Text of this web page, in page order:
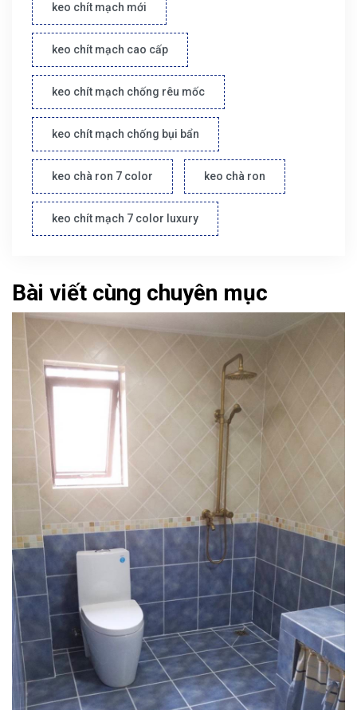
keo chít mạch mới
keo chít mạch cao cấp
keo chít mạch chống rêu mốc
keo chít mạch chống bụi bẩn
keo chà ron 7 color keo chà ron
keo chít mạch 7 color luxury
Bài viết cùng chuyên mục